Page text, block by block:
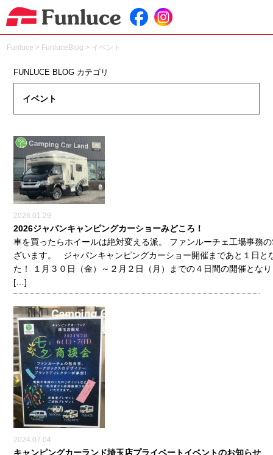
Funluce > FunluceBlog > イベント
FUNLUCE BLOG カテゴリ
イベント
2026.01.29
2026ジャパンキャンピングカーショーみどころ！
車を買ったらホイールは絶対変える派。 ファンルーチェ工場事務
ざいます。 ジャパンキャンピングカーショー開催まであと１日と
た！ １月３０日（金）～２月２日（月）までの４日間の開催とな
[…]
2024.07.04
キャンピングカーランド埼玉店プライベートイベントのお知らせ